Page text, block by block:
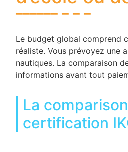
Le budget global comprend
réaliste. Vous prévoyez une
nautiques. La comparaison
informations avant tout
La
certification